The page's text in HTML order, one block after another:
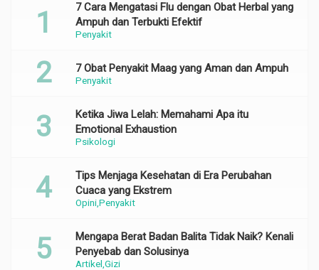
Penyakit
7 Cara Mengatasi Flu dengan Obat Herbal yang
Ampuh dan Terbukti Efektif
Penyakit
7 Obat Penyakit Maag yang Aman dan Ampuh
Psikologi
Ketika Jiwa Lelah: Memahami Apa itu
Emotional Exhaustion
OpiniPenyakit
Tips Menjaga Kesehatan di Era Perubahan
Cuaca yang Ekstrem
Artikel Gizi
Mengapa Berat Badan Balita Tidak Naik? Kenali
Penyebab dan Solusinya